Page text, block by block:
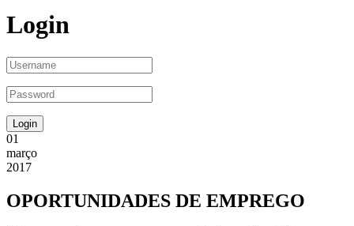
Login
01
março
2017
OPORTUNIDADES DE EMPREGO